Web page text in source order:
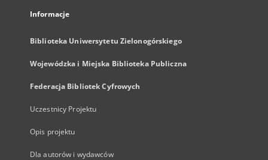
Informacje
Biblioteka Uniwersytetu Zielonogórskiego
Wojewódzka i Miejska Biblioteka Publiczna
Federacja Bibliotek Cyfrowych
Uczestnicy Projektu
Opis projektu
Dla autorów i wydawców